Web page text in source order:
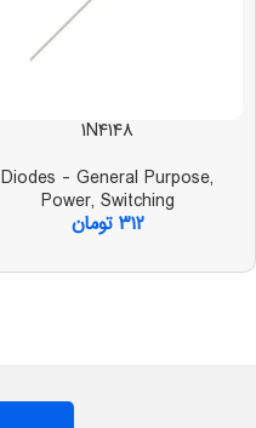
۱N۴۱۴۸
Diodes - General Purpose,
Power, Switching
۳۱۲ تومان